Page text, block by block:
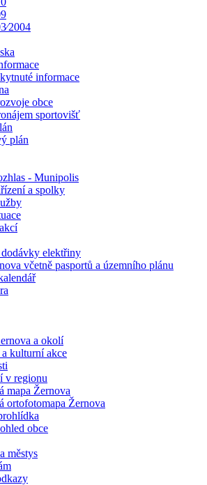
informace
obce
sportovišť
plán
- Munipolis
a spolky
elektřiny
včetně pasportů a územního plánu
a okolí
kulturní akce
v regionu
mapa Žernova
ortofotomapa Žernova
obce
městys